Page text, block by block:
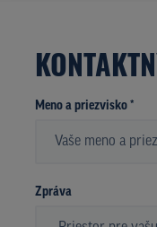
Meno a priezvisko *
Zpráva